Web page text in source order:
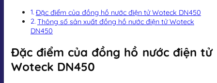
Đặc điểm của đồng hồ nước điện tử Woteck DN450
Thông số sản xuất đồng hồ nước điện tử Woteck
DN450
Đặc điểm của đồng hồ nước điện tử
Woteck DN450